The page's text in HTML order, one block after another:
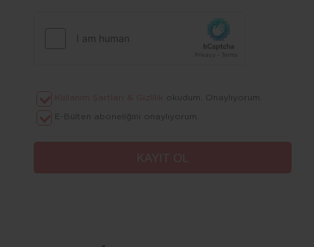
okudum. Onaylıyorum.
E-Bülten aboneliğini onaylıyorum.